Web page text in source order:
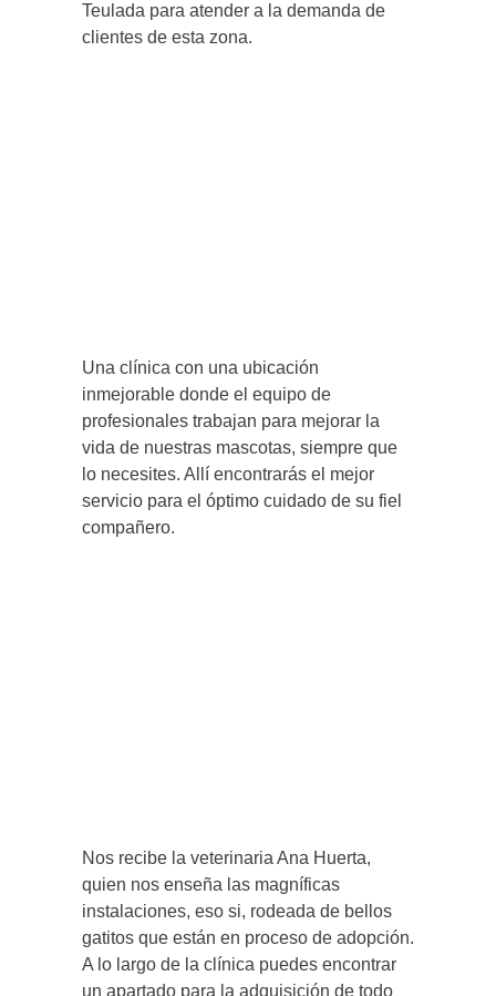
Teulada para atender a la demanda de
clientes de esta zona.
Una clínica con una ubicación
inmejorable donde el equipo de
profesionales trabajan para mejorar la
vida de nuestras mascotas, siempre que
lo necesites. Allí encontrarás el mejor
servicio para el óptimo cuidado de su fiel
compañero.
Nos recibe la veterinaria Ana Huerta,
quien nos enseña las magníficas
instalaciones, eso si, rodeada de bellos
gatitos que están en proceso de adopción.
A lo largo de la clínica puedes encontrar
un apartado para la adquisición de todo